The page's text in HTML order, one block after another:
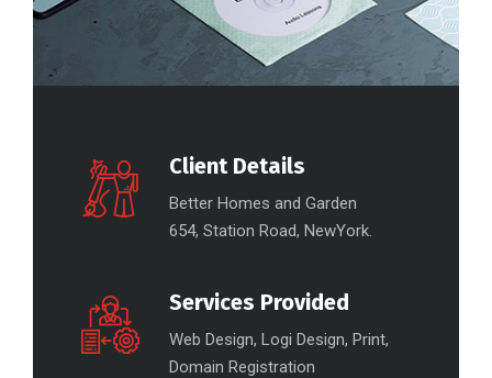
Client Details
Better Homes and Garden
654, Station Road, NewYork.
Services Provided
Web Design, Logi Design, Print,
Domain Registration